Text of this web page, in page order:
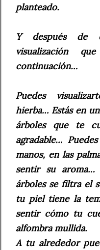
planteado.
Y después de
visualización
continuación…
Puedes
hierba… Estás en
árboles que te
agradable…
manos, en las
sentir su
árboles se filtra el
tu piel tiene la
sentir cómo tu
alfombra mullida.
A tu alrededor